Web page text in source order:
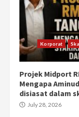
Korporat
Projek Midport
Mengapa
disiasat dalam
July 28, 2026